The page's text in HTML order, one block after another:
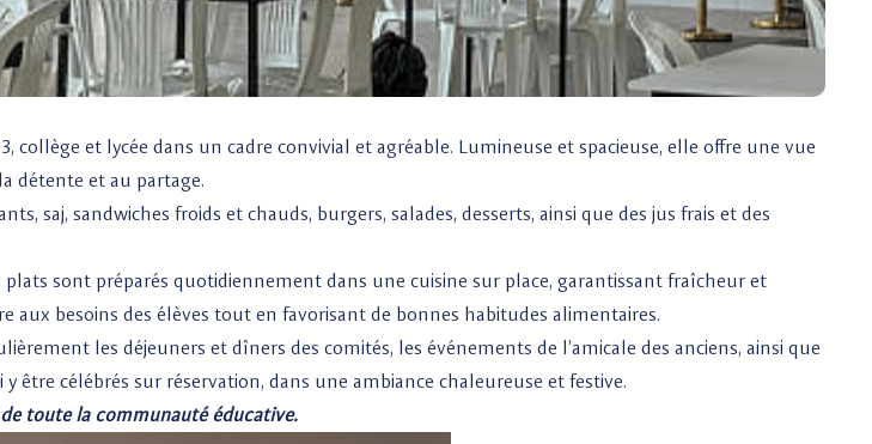
collège et lycée dans un cadre convivial et agréable. Lumineuse et spacieuse, elle offre une vue
détente et au partage.
saj, sandwiches froids et chauds, burgers, salades, desserts, ainsi que des jus frais et des
sont préparés quotidiennement dans une cuisine sur place, garantissant fraîcheur et
besoins des élèves tout en favorisant de bonnes habitudes alimentaires.
les déjeuners et dîners des comités, les événements de l’amicale des anciens, ainsi que
être célébrés sur réservation, dans une ambiance chaleureuse et festive.
toute la communauté éducative.